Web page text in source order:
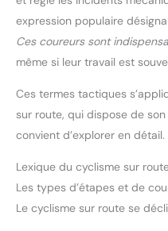
interactions sociales.
【Couverture GPS Mondiale】
Ce gps velo vtt BSC200S est
équipé de 5 systèmes de
satellite(GPS, GLONASS, Galileo,
informations de localisation
précises en temps réel.
Comparé aux systèmes
traditionnels à trois ou quatre
constellations, il acquiert les
positionnement, garantissant
des données de localisation
haute précision même en milieu
urbain ou montagneux.
expression populaire
Ces coureurs sont
même si leur travail est
Ces termes tactiques
sur route, qui dispose de
convient d’explorer en détail.
Lexique du cyclisme sur
Les types d’étapes et de
Le cyclisme sur route se